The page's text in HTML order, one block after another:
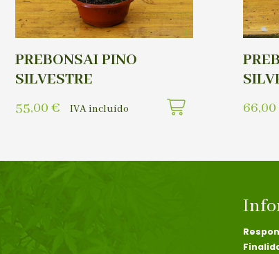
PREBONSAI PINO
SILVESTRE
55,00 € IVA incluído 66,00